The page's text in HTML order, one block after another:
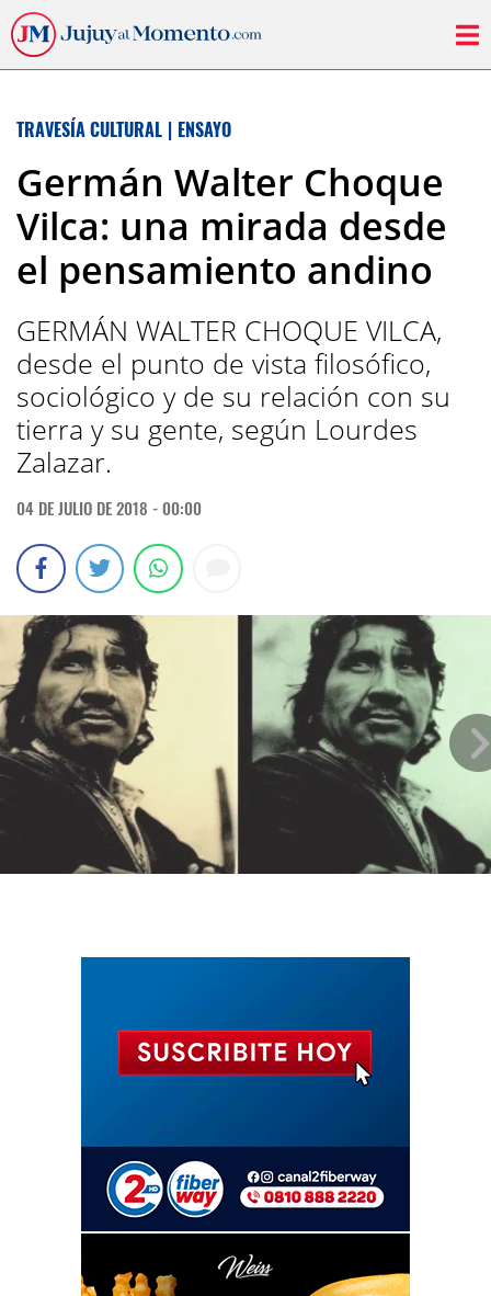
TRAVESÍA CULTURAL | ENSAYO
Germán Walter Choque
Vilca: una mirada desde
el pensamiento andino
GERMÁN WALTER CHOQUE VILCA,
desde el punto de vista filosófico,
sociológico y de su relación con su
tierra y su gente, según Lourdes
Zalazar.
04 DE JULIO DE 2018 - 00:00